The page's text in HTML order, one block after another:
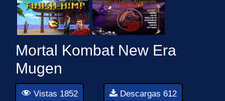
Mortal Kombat New Era
Mugen
Vistas 1852 Descargas 612